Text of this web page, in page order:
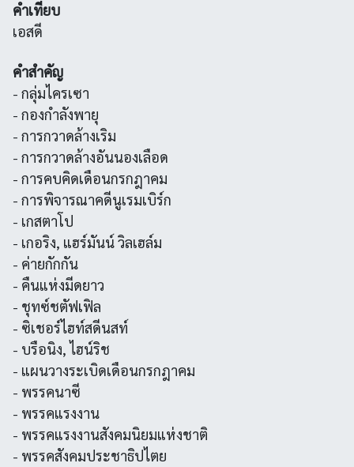
คำเทียบ
เอสดี
คำสำคัญ
- กลุ่มไครเซา
- กองกำลังพายุ
- การกวาดล้างเริม
- การกวาดล้างอันนองเลือด
- การคบคิดเดือนกรกฎาคม
- การพิจารณาคดีนูเรมเบิร์ก
- เกสตาโป
- เกอริง, แฮร์มันน์ วิลเฮล์ม
- ค่ายกักกัน
- คืนแห่งมีดยาว
- ชุทซ์ชตัฟเฟิล
- ซิเชอร์ไฮท์สดีนสท์
- บรือนิง, ไฮน์ริช
- แผนวางระเบิดเดือนกรกฎาคม
- พรรคนาซี
- พรรคแรงงาน
- พรรคแรงงานสังคมนิยมแห่งชาติ
- พรรคสังคมประชาธิปไตย